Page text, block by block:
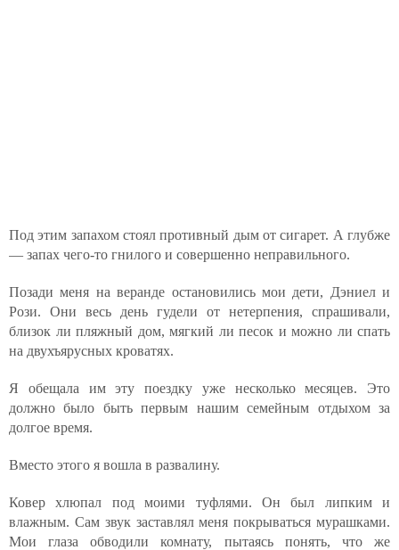
Под этим запахом стоял противный дым от сигарет. А глубже
— запах чего-то гнилого и совершенно неправильного.
Позади меня на веранде остановились мои дети, Дэниел и
Рози. Они весь день гудели от нетерпения, спрашивали,
близок ли пляжный дом, мягкий ли песок и можно ли спать
на двухъярусных кроватях.
Я обещала им эту поездку уже несколько месяцев. Это
должно было быть первым нашим семейным отдыхом за
долгое время.
Вместо этого я вошла в развалину.
Ковер хлюпал под моими туфлями. Он был липким и
влажным. Сам звук заставлял меня покрываться мурашками.
Мои глаза обводили комнату, пытаясь понять, что же